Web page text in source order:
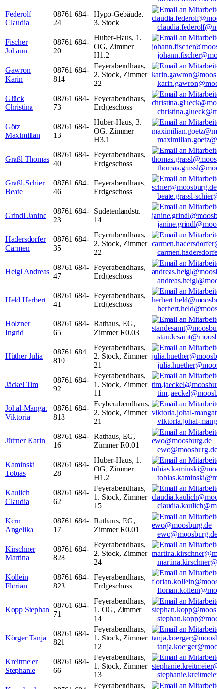
Federolf
Claudia
08761 684-
24
Hypo-Gebäude,
3. Stock
Fischer
Johann
08761 684-
20
Huber-Haus, 1.
OG, Zimmer
H1.2
Gawron
Karin
08761 684-
814
Feyerabendhaus,
2. Stock, Zimmer
22
Glück
Christina
08761 684-
73
Feyerabendhaus,
Erdgeschoss
Götz
Maximilian
08761 684-
13
Huber-Haus, 3.
OG, Zimmer
H3.1
Graßl Thomas
08761 684-
40
Feyerabendhaus,
Erdgeschoss
Graßl-Schier
Beate
08761 684-
46
Feyerabendhaus,
Erdgeschoss
beate.grassl-
Grindl Janine
08761 684-
23
Sudetenlandstr.
14
Hadersdorfer
Carmen
08761 684-
35
Feyerabendhaus,
2. Stock, Zimmer
22
Heigl Andreas
08761 684-
47
Feyerabendhaus,
Erdgeschoss
Held Herbert
08761 684-
41
Feyerabendhaus,
Erdgeschoss
Holzner
Ingrid
08761 684-
65
Rathaus, EG,
Zimmer R0.03
Hüther Julia
08761 684-
810
Feyerabendhaus,
2. Stock, Zimmer
21
Jäckel Tim
08761 684-
92
Feyerabendhaus,
1. Stock, Zimmer
11
Johal-Mangat
Viktoria
08761 684-
818
Feyberabendhaus,
2. Stock, Zimmer
21
viktoria.johal-
Jüttner Karin
08761 684-
16
Rathaus, EG,
Zimmer R0.01
ewo@moosburg.de
Kaminski
Tobias
08761 684-
28
Huber-Haus, 1.
OG, Zimmer
H1.2
Kaulich
Claudia
08761 684-
62
Feyerabendhaus,
1. Stock, Zimmer
15
Kern
Angelika
08761 684-
17
Rathaus, EG,
Zimmer R0.01
ewo@moosburg.de
Kirschner
Martina
08761 684-
828
Feyerabendhaus,
2. Stock, Zimmer
24
Kollein
Florian
08761 684-
823
Feyerabendhaus,
Erdgeschoss
Kopp Stephan
08761 684-
71
Feyerabendhaus,
1. OG, Zimmer
14
Körger Tanja
08761 684-
821
Feyerabendhaus,
1. Stock, Zimmer
12
Kreitmeier
Stephanie
08761 684-
66
Feyerabendhaus,
1. Stock, Zimmer
13
Feyerabendhaus,